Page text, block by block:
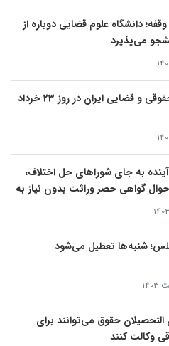
دانشگاه علوم قضایی دوباره از
می‌پذیرد
تحولات مهم حقوقی و قضایی ایران در روز 23 خرداد
آینده به جای شوراهای حل اختلاف،
گواهی حصر وراثت بدون نیاز به
خواهد کرد
شنبه‌ها تعطیل می‌شود
حقوق می‌توانند برای
وکالت کنند